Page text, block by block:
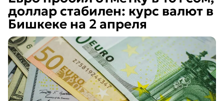
доллар стабилен: курс валют в
Бишкеке на 2 апреля